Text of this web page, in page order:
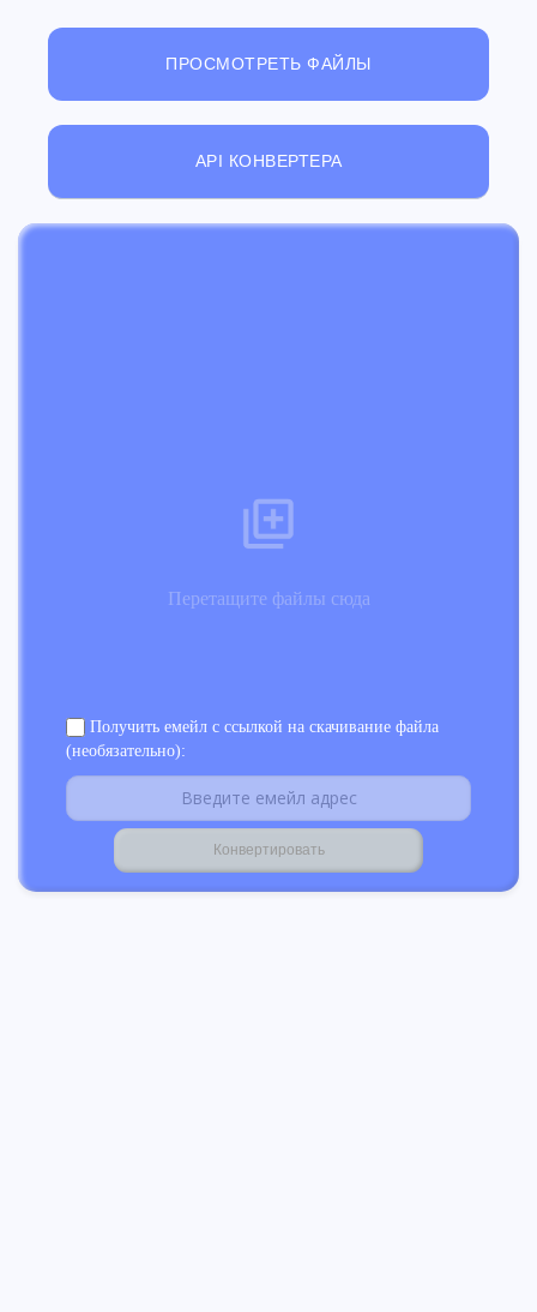
ПРОСМОТРЕТЬ ФАЙЛЫ
API КОНВЕРТЕРА
Перетащите файлы сюда
Получить емейл с ссылкой на скачивание файла
(необязательно):